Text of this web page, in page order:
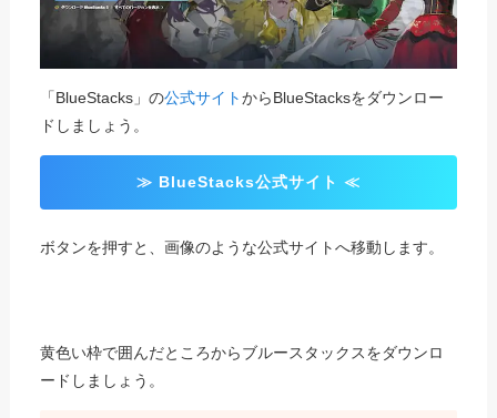
「BlueStacks」の公式サイトからBlueStacksをダウンロー
ドしましょう。
≫ BlueStacks公式サイト ≪
ボタンを押すと、画像のような公式サイトへ移動します。
黄色い枠で囲んだところからブルースタックスをダウンロ
ードしましょう。